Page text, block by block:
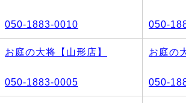
050-1883-0010 050-
お庭の大将【山形店】
050-1883-0005
お庭の
050-